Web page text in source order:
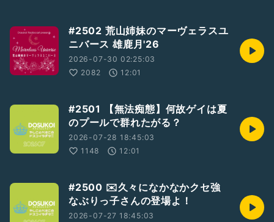
#2502 荒山姉妹のマーヴェラスユ
ニバース 雄鹿月'26
2026-07-30 02:25:03
2082
12:01
#2501 【無法痴態】何故ゲイは夏
のプールで群れたがる？
2026-07-28 18:45:03
1148
12:01
#2500 ✉️久々になかなかクセ強
なぶりっ子さんの登場よ！
2026-07-27 18:45:03